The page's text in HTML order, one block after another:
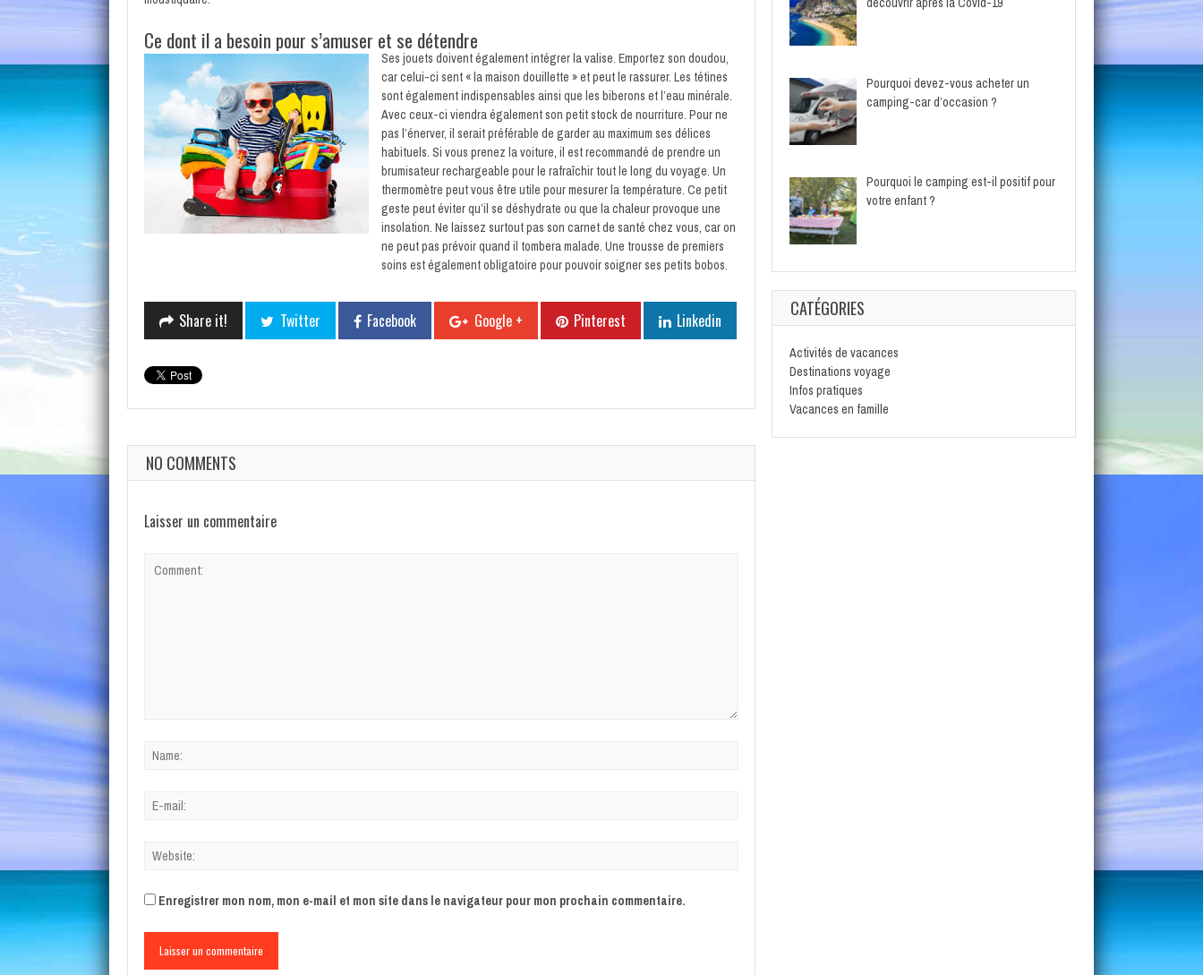
Ce dont il a besoin pour s’amuser et se détendre
Ses jouets doivent également intégrer la valise. Emportez son doudou,
car celui-ci sent « la maison douillette » et peut le rassurer. Les tétines
sont également indispensables ainsi que les biberons et l’eau minérale.
Avec ceux-ci viendra également son petit stock de nourriture. Pour ne
pas l’énerver, il serait préférable de garder au maximum ses délices
habituels. Si vous prenez la voiture, il est recommandé de prendre un
brumisateur rechargeable pour le rafraîchir tout le long du voyage. Un
thermomètre peut vous être utile pour mesurer la température. Ce petit
geste peut éviter qu’il se déshydrate ou que la chaleur provoque une
insolation. Ne laissez surtout pas son carnet de santé chez vous, car on
ne peut pas prévoir quand il tombera malade. Une trousse de premiers
soins est également obligatoire pour pouvoir soigner ses petits bobos.
Share it! Twitter Facebook Google + Pinterest Linkedin
NO COMMENTS
Laisser un commentaire
Enregistrer mon nom, mon e-mail et mon site dans le navigateur pour mon prochain commentaire.
Pourquoi devez-vous acheter un
camping-car d’occasion ?
Pourquoi le camping est-il positif pour
votre enfant ?
CATÉGORIES
Activités de vacances
Destinations voyage
Infos pratiques
Vacances en famille